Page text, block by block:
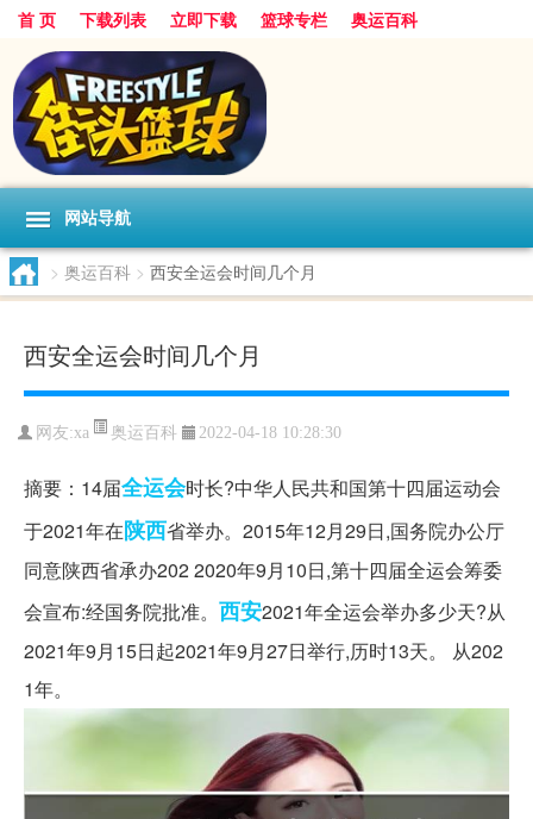
首 页 下载列表 立即下载 篮球专栏 奥运百科
网站导航
> 奥运百科 > 西安全运会时间几个月
西安全运会时间几个月
网友:xa 奥运百科 2022-04-18 10:28:30
摘要：14届全运会时长?中华人民共和国第十四届运动会
于2021年在陕西省举办。2015年12月29日,国务院办公厅
同意陕西省承办202 2020年9月10日,第十四届全运会筹委
会宣布:经国务院批准。 西安2021年全运会举办多少天?从
2021年9月15日起2021年9月27日举行,历时13天。 从202
1年。